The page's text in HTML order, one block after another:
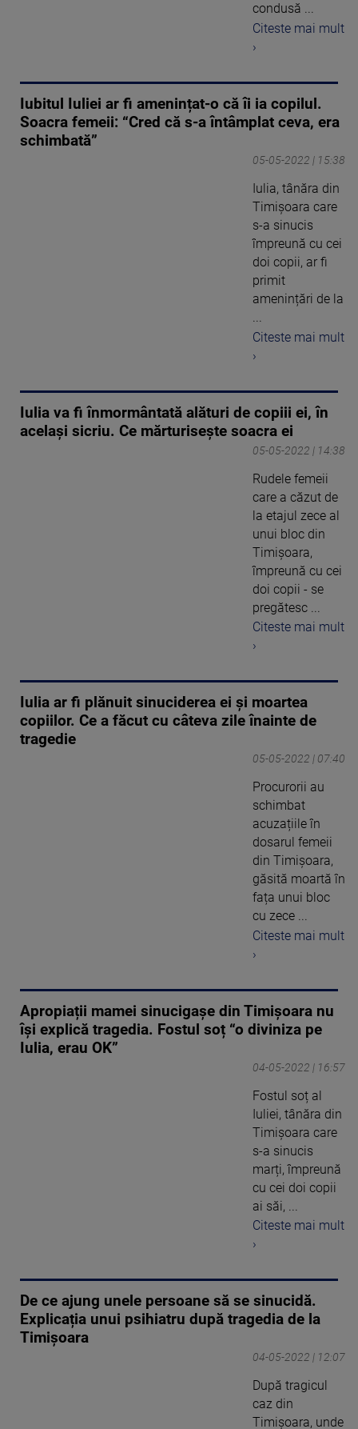
condusă ...
Citeste mai mult
›
Iubitul Iuliei ar fi amenințat-o că îi ia copilul.
Soacra femeii: “Cred că s-a întâmplat ceva, era
schimbată”
05-05-2022 | 15:38
Iulia, tânăra din
Timișoara care
s-a sinucis
împreună cu cei
doi copii, ar fi
primit
amenințări de la
...
Citeste mai mult
›
Iulia va fi înmormântată alături de copiii ei, în
același sicriu. Ce mărturisește soacra ei
05-05-2022 | 14:38
Rudele femeii
care a căzut de
la etajul zece al
unui bloc din
Timișoara,
împreună cu cei
doi copii - se
pregătesc ...
Citeste mai mult
›
Iulia ar fi plănuit sinuciderea ei și moartea
copiilor. Ce a făcut cu câteva zile înainte de
tragedie
05-05-2022 | 07:40
Procurorii au
schimbat
acuzațiile în
dosarul femeii
din Timișoara,
găsită moartă în
fața unui bloc
cu zece ...
Citeste mai mult
›
Apropiații mamei sinucigașe din Timișoara nu
își explică tragedia. Fostul soț “o diviniza pe
Iulia, erau OK”
04-05-2022 | 16:57
Fostul soț al
Iuliei, tânăra din
Timișoara care
s-a sinucis
marți, împreună
cu cei doi copii
ai săi, ...
Citeste mai mult
›
De ce ajung unele persoane să se sinucidă.
Explicația unui psihiatru după tragedia de la
Timișoara
04-05-2022 | 12:07
După tragicul
caz din
Timișoara, unde